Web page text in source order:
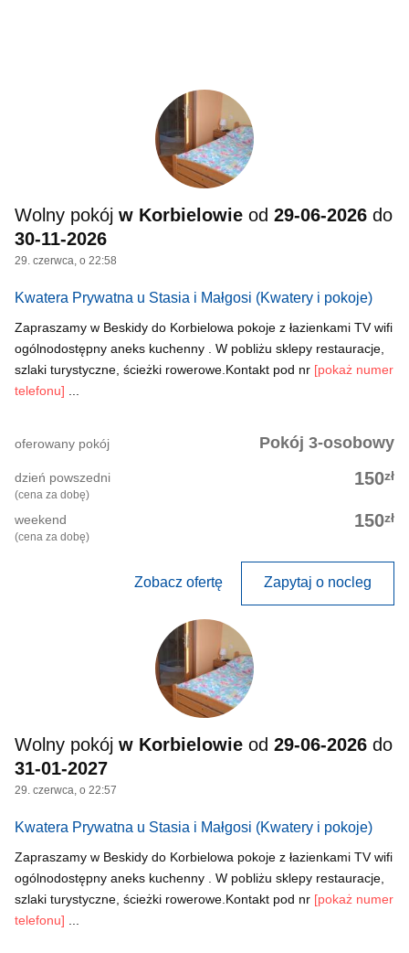
Wolny pokój w Korbielowie od 29-06-2026 do
30-11-2026
29. czerwca, o 22:58
Kwatera Prywatna u Stasia i Małgosi (Kwatery i pokoje)
Zapraszamy w Beskidy do Korbielowa pokoje z łazienkami TV wifi
ogólnodostępny aneks kuchenny . W pobliżu sklepy restauracje,
szlaki turystyczne, ścieżki rowerowe.Kontakt pod nr [pokaż numer
telefonu] ...
Pokój 3-osobowy
oferowany pokój
150zł
dzień powszedni
(cena za dobę)
150zł
weekend
(cena za dobę)
Zobacz ofertę Zapytaj o nocleg
Wolny pokój w Korbielowie od 29-06-2026 do
31-01-2027
29. czerwca, o 22:57
Kwatera Prywatna u Stasia i Małgosi (Kwatery i pokoje)
Zapraszamy w Beskidy do Korbielowa pokoje z łazienkami TV wifi
ogólnodostępny aneks kuchenny . W pobliżu sklepy restauracje,
szlaki turystyczne, ścieżki rowerowe.Kontakt pod nr [pokaż numer
telefonu] ...